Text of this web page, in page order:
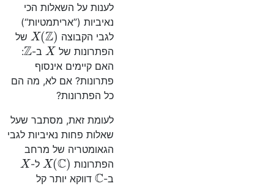
לענות על השאלות הכי
נאיביות (”אריתמטיות“)
לגבי הקבוצה
X(Z)
של
הפתרונות של Xב-Z
:
האם קיימים אינסוף
פתרונות? אם לא, מה הם
כל הפתרונות?
לעומת זאת, מסתבר שעל
שאלות פחות נאיביות לגבי
הגאומטריה של מרחב
הפתרונות
X(C) ל- X
ב-C דווקא יותר קל